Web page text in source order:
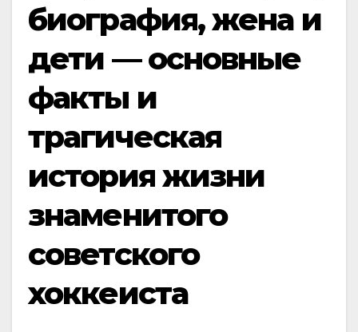
биография, жена и
дети — основные
факты и
трагическая
история жизни
знаменитого
советского
хоккеиста